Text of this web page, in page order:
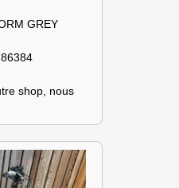
GREY
shop, nous